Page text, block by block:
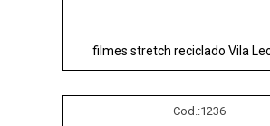
filmes stretch reciclado Vila
Cod.:1236